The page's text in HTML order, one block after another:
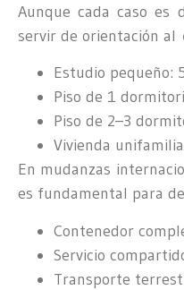
Aunque cada caso es
servir de orientación al
Estudio pequeño:
Piso de 1
Piso de 2–3
Vivienda
En mudanzas
es fundamental para
Contenedor
Servicio
Transporte